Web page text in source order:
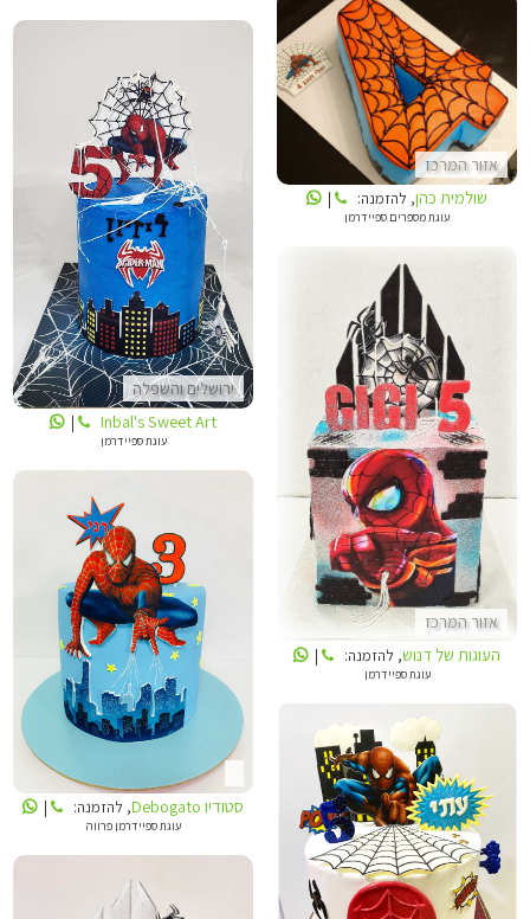
אזור המרכז
שולמית כהן
שולמית כהן, להזמנה: |
עוגת מספרים ספיידרמן
ירושלים והשפלה
INBALS CAKE ART
Inbal's Sweet Art
|
עוגת ספיידרמן
אזור המרכז
העוגות של דנוש
העוגות של דנוש, להזמנה: |
עוגת ספיידרמן
סטודיו DEBOGATO
סטודיו Debogato , להזמנה: |
עוגת ספיידרמן פרווה
סיגליתוש